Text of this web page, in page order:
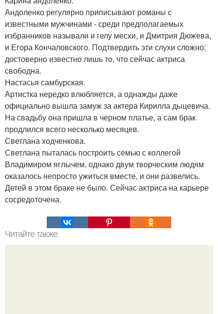
Андоленко регулярно приписывают романы с
известными мужчинами - среди предполагаемых
избранников называли и гелу месхи, и Дмитрия Дюжева,
и Егора Кончаловского. Подтвердить эти слухи сложно:
достоверно известно лишь то, что сейчас актриса
свободна.
Настасья самбурская.
Артистка нередко влюбляется, а однажды даже
официально вышла замуж за актера Кирилла дыцевича.
На свадьбу она пришла в черном платье, а сам брак
продлился всего несколько месяцев.
Светлана ходченкова.
Светлана пыталась построить семью с коллегой
Владимиром яглычем, однако двум творческим людям
оказалось непросто ужиться вместе, и они развелись.
Детей в этом браке не было. Сейчас актриса на карьере
сосредоточена.
Читайте также